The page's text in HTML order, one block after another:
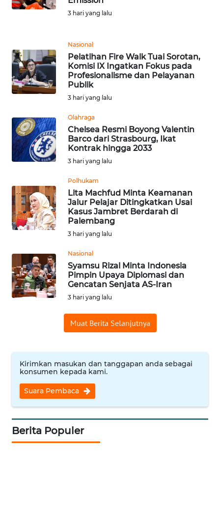
3 hari yang lalu
Nasional
Pelatihan Fire Walk Tuai Sorotan,
Komisi IX Ingatkan Fokus pada
Profesionalisme dan Pelayanan
Publik
3 hari yang lalu
Olahraga
Chelsea Resmi Boyong Valentin
Barco dari Strasbourg, Ikat
Kontrak hingga 2033
3 hari yang lalu
Polhukam
Lita Machfud Minta Keamanan
Jalur Pelajar Ditingkatkan Usai
Kasus Jambret Berdarah di
Palembang
3 hari yang lalu
Nasional
Syamsu Rizal Minta Indonesia
Pimpin Upaya Diplomasi dan
Gencatan Senjata AS-Iran
3 hari yang lalu
Muat Berita Selanjutnya
Kirimkan masukan dan tanggapan anda sebagai
konsumen kepada kami.
Suara Pembaca
Berita Populer
WN
TANJUNG
LESUNG
KARO
WN
SIMALUNGUN
WN
LABUHANBATU
WN
WN DELI
SERDANG
WN
PAKPAK
WN
KARAWANG
WN
BEKASI